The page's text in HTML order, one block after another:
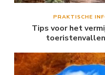
PRAKTISCHE
Tips voor het